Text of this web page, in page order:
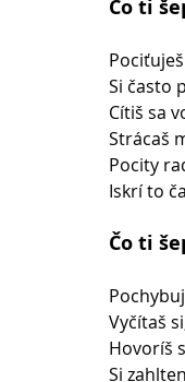
Čo ti
Si často
Cítiš sa
Strácaš
Pocity
Iskrí to
Čo ti
Vyčítaš
Hovoríš
Si